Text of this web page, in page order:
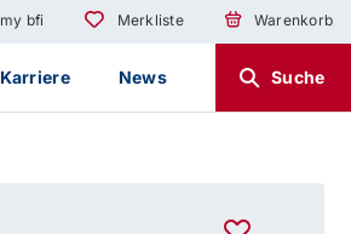
my bfi Merkliste Warenkorb
Karriere News Suche